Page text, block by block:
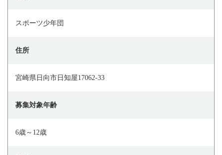
スポーツ少年団
住所
宮崎県日向市日知屋17062-33
募集対象年齢
6歳～12歳